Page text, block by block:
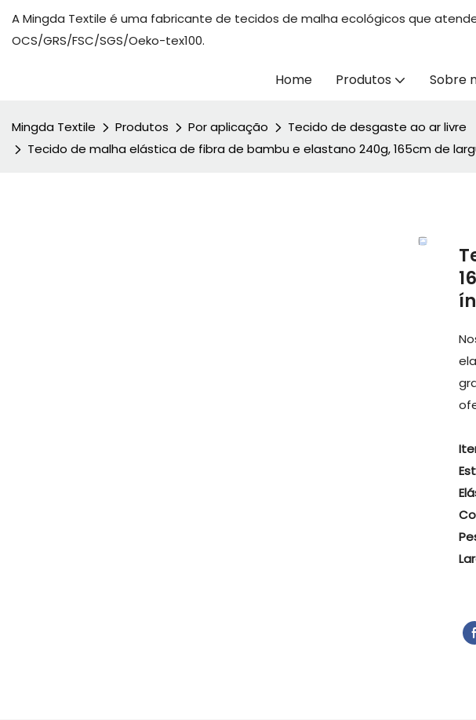
A Mingda Textile é uma fabricante de tecidos de malha ecológicos que
OCS/GRS/FSC/SGS/Oeko-tex100.
Home Produtos Sobre
Mingda Textile Produtos Por aplicação
Tecido de desgaste ao ar livre
Tecido de malha elástica de fibra de bambu e elastano 240g, 165cm de